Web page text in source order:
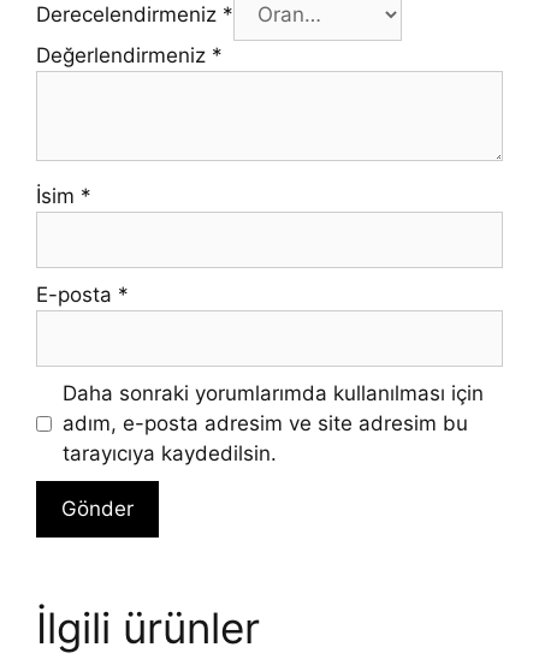
Derecelendirmeniz *
Değerlendirmeniz *
İsim *
E-posta *
Daha sonraki yorumlarımda kullanılması için
adım, e-posta adresim ve site adresim bu
tarayıcıya kaydedilsin.
İlgili ürünler